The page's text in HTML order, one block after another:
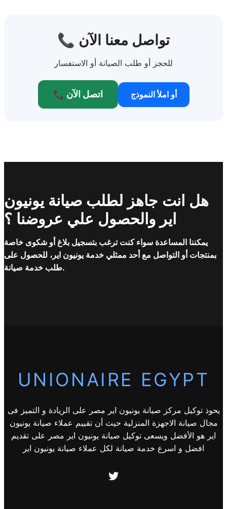
📞 تواصل معنا الآن
للحجز أو طلب الصيانة أو الاستفسار
📞 اتصل الآن أو املأ النموذج
هل انت جاهز لطلب صيانة يونيون
اير والحصول علي عروضنا ؟
يمكننا المساعدة سواء كنت ترغب بتسجيل بلاغ أو شكوى خاصة
بمنتجات أو التواصل مع أحد ممثلي خدمة يونيون اير، للحصول على
طلب خدمة صيانة.
UNIONAIRE EGYPT
يحوذ توكيل مركز صيانة يونيون اير مصر على الريادة و التميز فى
مجال صيانة الاجهزة المنزلية حيث أن تقييم عملاء صيانة يونيون
اير هو الأفضل ويسعى توكيل صيانة يونيون اير مصر على تقديم
افضل و اسرع خدمة صيانة لكل عملاء صيانة يونيون اير
Twitter